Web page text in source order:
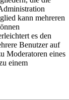
kann mehreren
es den
Benutzer auf
Moderatoren eines
einem